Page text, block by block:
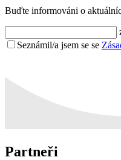
Buďte informováni o
Seznámil/a jsem se se
Partneři